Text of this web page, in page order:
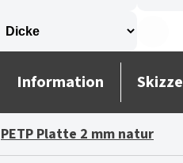
Information Skizze
PETP Platte 2 mm natur